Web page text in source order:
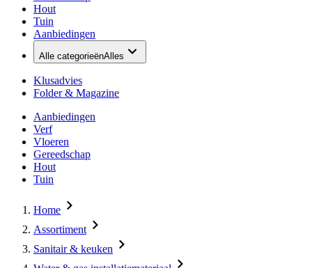
Hout
Tuin
Aanbiedingen
Alle categorieënAlles
Klusadvies
Folder & Magazine
Aanbiedingen
Verf
Vloeren
Gereedschap
Hout
Tuin
Home
Assortiment
Sanitair & keuken